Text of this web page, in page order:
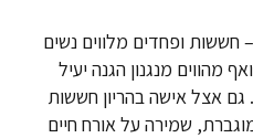
– חששות ופחדים מלווים נשים
מהווים מנגנון הגנה יעיל
גם אצל אישה בהריון חששות
שמירה על אורח חיים